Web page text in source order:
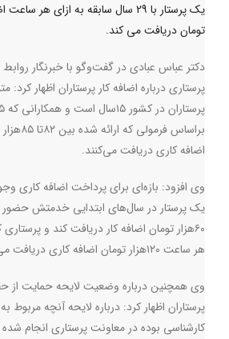
تومان دریافت می کند.
دکتر عباس عبادی در گفت‌وگو با خبرنگار
پرستاری درباره اضافه کار پرستاران اظهار
براساس
اضافه کاری دریافت می‌کنند‌.
وی افزود: بازه‌ای برای پرداخت اضافه کاری
هر ساعت ۱۲۰هزار تومان اضافه کاری دریافت می‌‌کند
وی همچنین درباره وضعیت لایحه حمایت از
پرستاران اظهار کرد: درباره لایحه آنچه
کارشناسی بوده در معاونت پرستاری انجام